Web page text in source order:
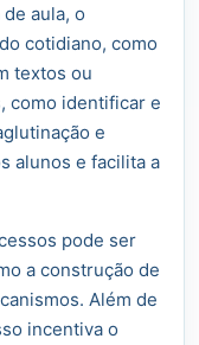
aula, o
cotidiano, como
textos ou
como identificar e
e
alunos e facilita a
pode ser
a construção de
Além de
incentiva o